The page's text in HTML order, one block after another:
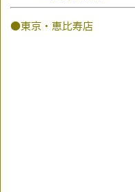
●東京・恵比寿店